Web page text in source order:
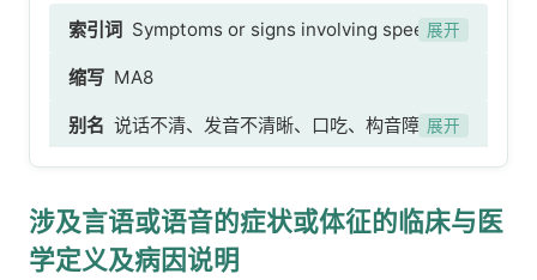
索引词 Symptoms or signs involving speech,
language or voice
展开
缩写 MA8
别名 说话不清、发音不清晰、口吃、构音障碍、
展开
涉及言语或语音的症状或体征的临床与医
学定义及病因说明